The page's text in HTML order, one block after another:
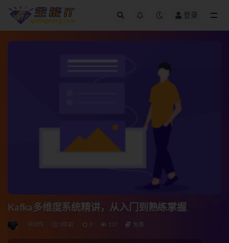
登录
Kafka多维度系统精讲，从入门到熟练掌握
中间件 3年前 0 137 免费